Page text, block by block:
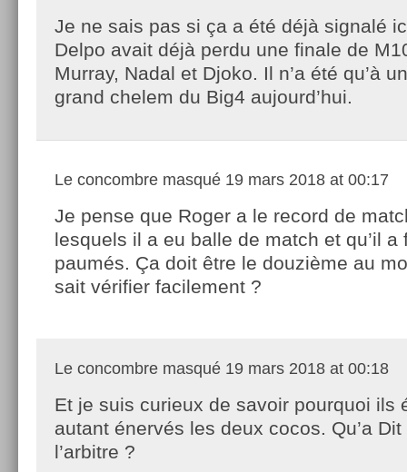
Je ne sais pas si ça a été déjà signalé
Delpo avait déjà perdu une finale de
Murray, Nadal et Djoko. Il n’a été qu’à
grand chelem du Big4 aujourd’hui.
Le concombre masqué 19 mars 2018 at 00:17
Je pense que Roger a le record de
lesquels il a eu balle de match et qu’il a
paumés. Ça doit être le douzième au
sait vérifier facilement ?
Le concombre masqué 19 mars 2018 at 00:18
Et je suis curieux de savoir pourquoi ils
autant énervés les deux cocos. Qu’a
l’arbitre ?